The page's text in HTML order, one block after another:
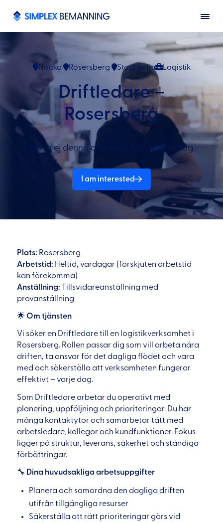
Nacka Rosersberg Stockholm Logistik
Driftledare –
Rosersberg
Missa ej denna chansen! Sök jobbet idag.
I am interested
Plats: Rosersberg
Arbetstid: Heltid, vardagar (förskjuten arbetstid
kan förekomma)
Anställning: Tillsvidareanställning med
provanställning
🌟 Om tjänsten
Vi söker en Driftledare till en logistikverksamhet i
Rosersberg. Rollen passar dig som vill arbeta nära
driften, ta ansvar för det dagliga flödet och vara
med och säkerställa att verksamheten fungerar
effektivt – varje dag.
Som Driftledare arbetar du operativt med
planering, uppföljning och prioriteringar. Du har
många kontaktytor och samarbetar tätt med
arbetsledare, kollegor och kundfunktioner. Fokus
ligger på struktur, leverans, säkerhet och ständiga
förbättringar.
🔧 Dina huvudsakliga arbetsuppgifter
Planera och samordna den dagliga driften
utifrån tillgängliga resurser
Säkerställa att rätt prioriteringar görs vid